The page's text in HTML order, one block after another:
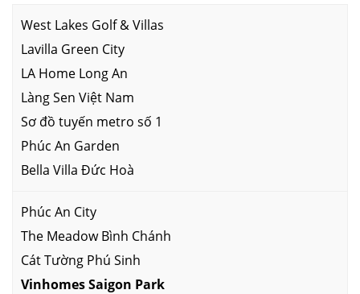
West Lakes Golf & Villas
Lavilla Green City
LA Home Long An
Làng Sen Việt Nam
Sơ đồ tuyến metro số 1
Phúc An Garden
Bella Villa Đức Hoà
Phúc An City
The Meadow Bình Chánh
Cát Tường Phú Sinh
Vinhomes Saigon Park